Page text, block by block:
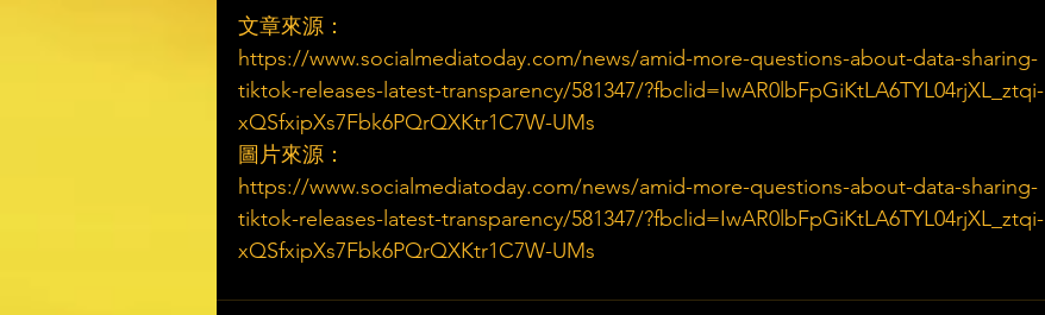
文章來源：
https://www.socialmediatoday.com/news/amid-more-questions-about-data-sharing-
tiktok-releases-latest-transparency/581347/?fbclid=IwAR0lbFpGiKtLA6TYL04rjXL_ztqi-
xQSfxipXs7Fbk6PQrQXKtr1C7W-UMs
圖片來源：
https://www.socialmediatoday.com/news/amid-more-questions-about-data-sharing-
tiktok-releases-latest-transparency/581347/?fbclid=IwAR0lbFpGiKtLA6TYL04rjXL_ztqi-
xQSfxipXs7Fbk6PQrQXKtr1C7W-UMs